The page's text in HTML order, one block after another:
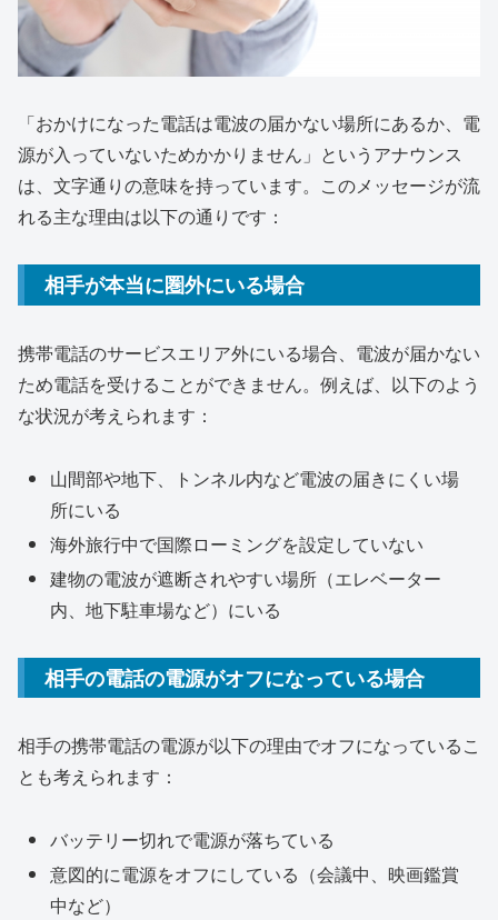
「おかけになった電話は電波の届かない場所にあるか、電
源が入っていないためかかりません」というアナウンス
は、文字通りの意味を持っています。このメッセージが流
れる主な理由は以下の通りです：
相手が本当に圏外にいる場合
携帯電話のサービスエリア外にいる場合、電波が届かない
ため電話を受けることができません。例えば、以下のよう
な状況が考えられます：
山間部や地下、トンネル内など電波の届きにくい場
所にいる
海外旅行中で国際ローミングを設定していない
建物の電波が遮断されやすい場所（エレベーター
内、地下駐車場など）にいる
相手の電話の電源がオフになっている場合
相手の携帯電話の電源が以下の理由でオフになっているこ
とも考えられます：
バッテリー切れで電源が落ちている
意図的に電源をオフにしている（会議中、映画鑑賞
中など）